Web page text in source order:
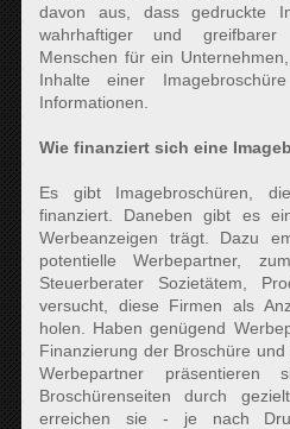
davon aus, dass gedruckte
wahrhaftiger und
Menschen für ein
Inhalte einer
Informationen.
Wie finanziert sich eine
Es gibt Imagebroschüren,
finanziert. Daneben gibt es
Werbeanzeigen trägt. Dazu
potentielle Werbepartner,
Steuerberater Sozietätem,
versucht, diese Firmen als
holen. Haben genügend
Finanzierung der Broschüre
Werbepartner
Broschürenseiten durch
erreichen sie - je nach